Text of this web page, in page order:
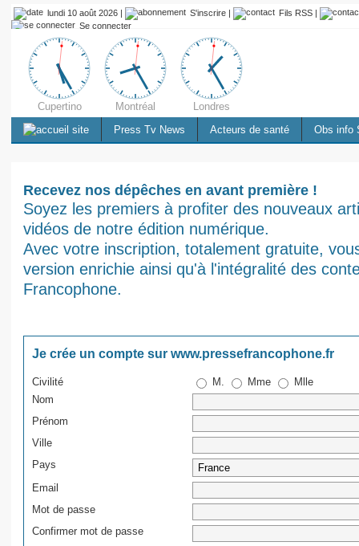
lundi 10 août 2026 | S'inscrire | Fils RSS |
Se connecter
Cupertino Montréal
Londres
Press Tv News
Acteurs de santé Obs info
Recevez nos dépêches en avant première !
Soyez les premiers à profiter des nouveaux
vidéos de notre édition numérique.
Avec votre inscription, totalement gratuite,
version enrichie ainsi qu'à l'intégralité des
Francophone.
Je crée un compte sur www.pressefrancophone.fr
Civilité M. Mme
Mlle
Nom
Prénom
Ville
Pays
Email
Mot de passe
Confirmer mot de passe